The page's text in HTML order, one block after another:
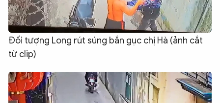
Đối tượng Long rút súng bắn gục chị Hà (ảnh cắt
từ clip)